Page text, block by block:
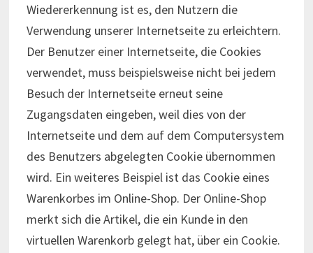
Wiedererkennung ist es, den Nutzern die
Verwendung unserer Internetseite zu erleichtern.
Der Benutzer einer Internetseite, die Cookies
verwendet, muss beispielsweise nicht bei jedem
Besuch der Internetseite erneut seine
Zugangsdaten eingeben, weil dies von der
Internetseite und dem auf dem Computersystem
des Benutzers abgelegten Cookie übernommen
wird. Ein weiteres Beispiel ist das Cookie eines
Warenkorbes im Online-Shop. Der Online-Shop
merkt sich die Artikel, die ein Kunde in den
virtuellen Warenkorb gelegt hat, über ein Cookie.